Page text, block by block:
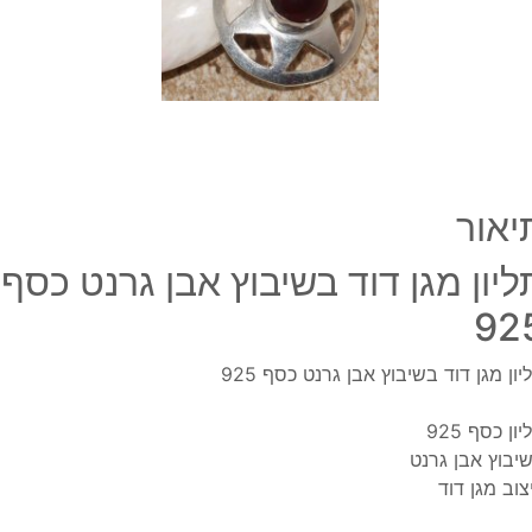
מגן דוד בשיבוץ אבן גרנט כסף
מגן דוד בשיבוץ אבן גרנט כסף 925
כסף 925
אבן גרנט
מגן דוד